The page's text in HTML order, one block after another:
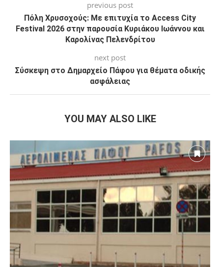
FAROSTV
Follow Author
previous post
Σύσκεψη στο Δημαρχείο Πάφου για θέματα οδικής
ασφάλειας
YOU MAY ALSO LIKE